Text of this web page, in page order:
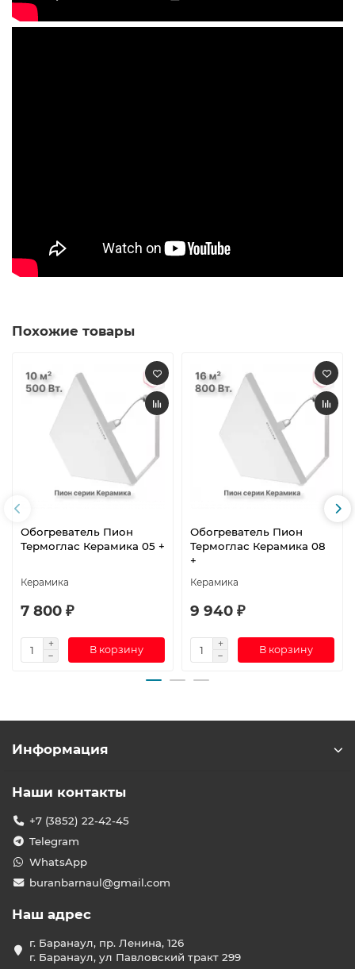
Похожие товары
Обогреватель Пион
Термоглас Керамика 05 +
Керамика
7 800 ₽
В корзину
Обогреватель Пион
Термоглас Керамика 08
+
Керамика
9 940 ₽
В корзину
Информация
Наши контакты
+7 (3852) 22-42-45
Telegram
WhatsApp
buranbarnaul@gmail.com
Наш адрес
г. Баранаул, пр. Ленина, 126
г. Баранаул, ул Павловский тракт 299